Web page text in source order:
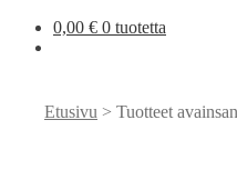
0,00 € 0 tuotetta
Etusivu > Tuotteet